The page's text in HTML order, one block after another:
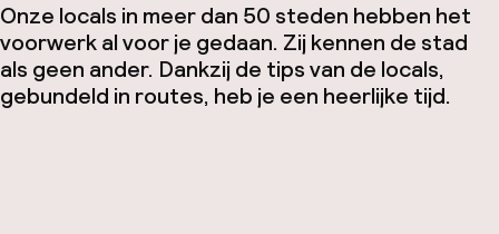
Onze locals in meer dan 50 steden hebben het
voorwerk al voor je gedaan. Zij kennen de stad
als geen ander. Dankzij de tips van de locals,
gebundeld in routes, heb je een heerlijke tijd.